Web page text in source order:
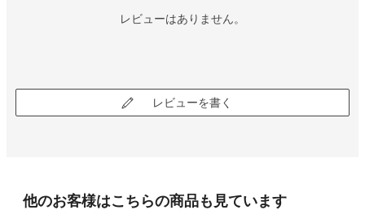
レビューはありません。
レビューを書く
他のお客様はこちらの商品も見ています